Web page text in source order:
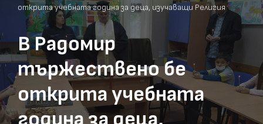
открита учебната година за деца, изучаващи Религия
В Радомир
тържествено бе
открита учебната